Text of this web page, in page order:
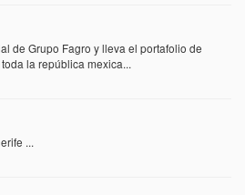
de Grupo Fagro y lleva el portafolio de
la república mexica...
...